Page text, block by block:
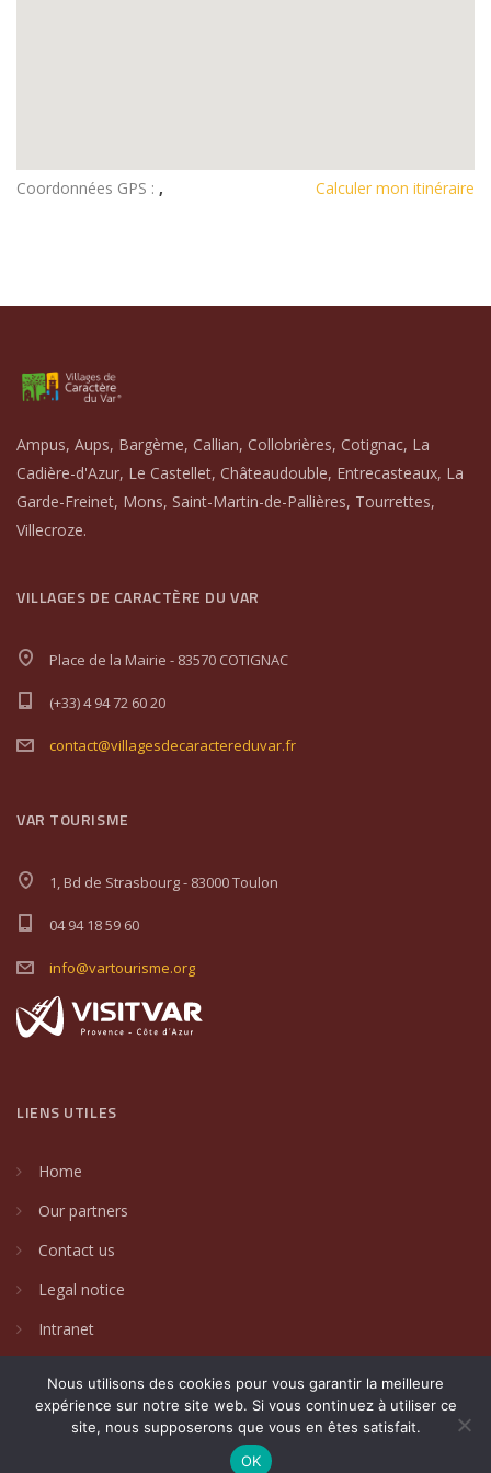
Coordonnées GPS : , Calculer mon itinéraire
Ampus, Aups, Bargème, Callian, Collobrières, Cotignac, La
Cadière-d'Azur, Le Castellet, Châteaudouble, Entrecasteaux, La
Garde-Freinet, Mons, Saint-Martin-de-Pallières, Tourrettes,
Villecroze.
VILLAGES DE CARACTÈRE DU VAR
Place de la Mairie - 83570 COTIGNAC
(+33) 4 94 72 60 20
contact@villagesdecaractereduvar.fr
VAR TOURISME
1, Bd de Strasbourg - 83000 Toulon
04 94 18 59 60
info@vartourisme.org
LIENS UTILES
Home
Our partners
Contact us
Legal notice
Intranet
2024 © Villages de caractère du Var. Un site créé parDAKIN
Communication Globale
Nous utilisons des cookies pour vous garantir la meilleure
expérience sur notre site web. Si vous continuez à utiliser ce
site, nous supposerons que vous en êtes satisfait.
OK